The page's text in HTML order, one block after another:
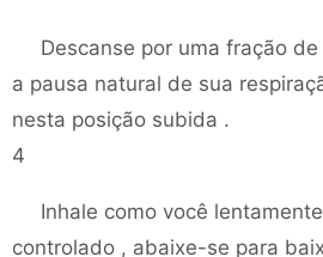
Descanse por uma fração
a pausa natural de sua
nesta posição subida .
4
Inhale como você
controlado , abaixe-se para